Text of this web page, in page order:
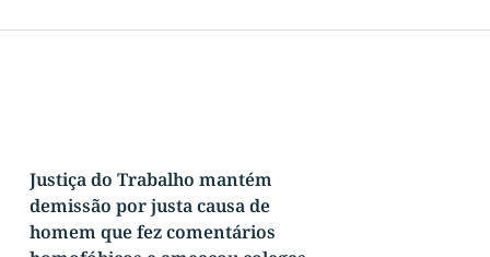
Justiça do Trabalho mantém
demissão por justa causa de
homem que fez comentários